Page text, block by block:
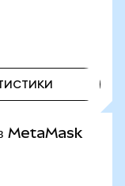
в MetaMask